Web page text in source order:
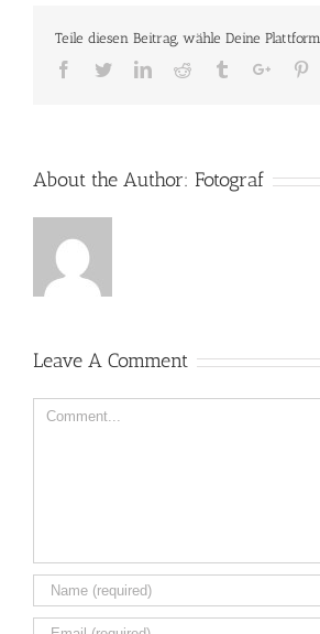
Teile diesen Beitrag, wähle Deine
Facebook
TwitterLinkedinReddit Tumblr
About the Author: Fotograf
Leave A Comment
Comment